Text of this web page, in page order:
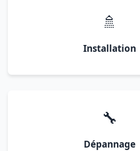
🚿
Installation
🔧
Dépannage